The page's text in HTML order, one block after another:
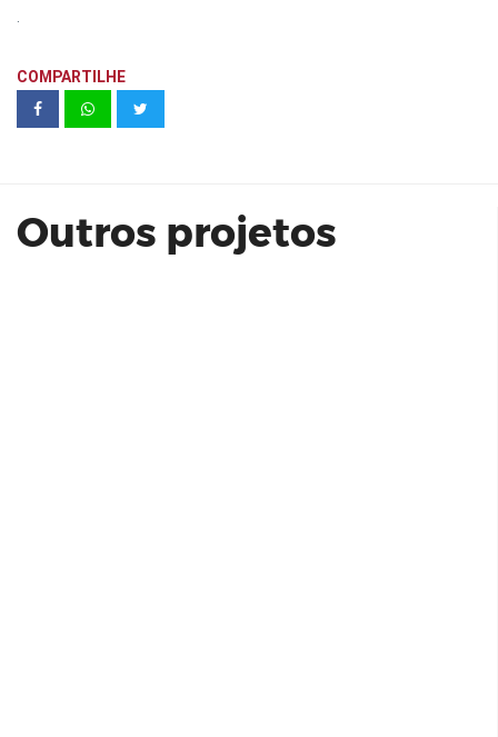
COMPARTILHE
Outros projetos
Remax Alpha Prime | Casa Alphaville